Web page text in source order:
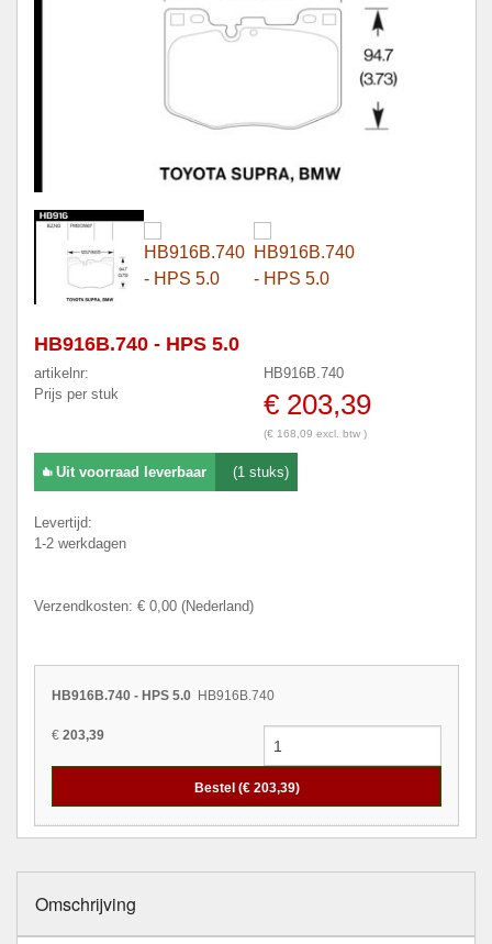
HB916B.740 - HPS 5.0
artikelnr:
HB916B.740
Prijs per stuk
€ 203,39
(€ 168,09 excl. btw )
Uit voorraad leverbaar (1 stuks)
Levertijd:
1-2 werkdagen
Verzendkosten: € 0,00 (Nederland)
HB916B.740 - HPS 5.0 HB916B.740
€ 203,39
Bestel (€ 203,39)
Omschrijving